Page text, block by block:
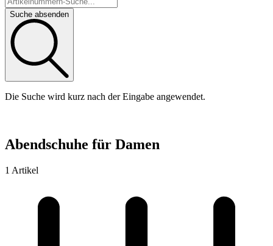
Suche absenden
Die Suche wird kurz nach der Eingabe angewendet.
Abendschuhe für Damen
1 Artikel